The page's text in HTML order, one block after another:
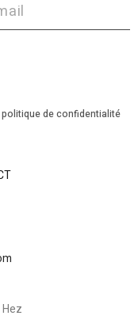
de confidentialité